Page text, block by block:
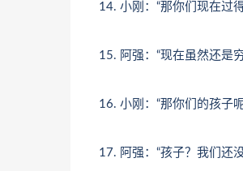
14. 小刚：“那你们现在过
15. 阿强：“现在虽然还是
16. 小刚：“那你们的孩子
17. 阿强：“孩子？我们还